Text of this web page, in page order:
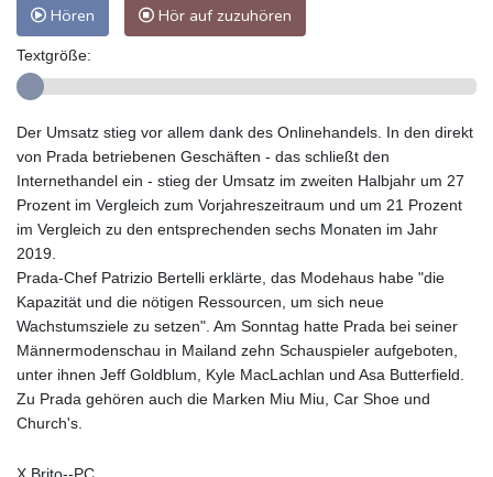
Hören Hör auf zuzuhören
Textgröße:
Der Umsatz stieg vor allem dank des Onlinehandels. In den direkt
von Prada betriebenen Geschäften - das schließt den
Internethandel ein - stieg der Umsatz im zweiten Halbjahr um 27
Prozent im Vergleich zum Vorjahreszeitraum und um 21 Prozent
im Vergleich zu den entsprechenden sechs Monaten im Jahr
2019.
Prada-Chef Patrizio Bertelli erklärte, das Modehaus habe "die
Kapazität und die nötigen Ressourcen, um sich neue
Wachstumsziele zu setzen". Am Sonntag hatte Prada bei seiner
Männermodenschau in Mailand zehn Schauspieler aufgeboten,
unter ihnen Jeff Goldblum, Kyle MacLachlan und Asa Butterfield.
Zu Prada gehören auch die Marken Miu Miu, Car Shoe und
Church's.